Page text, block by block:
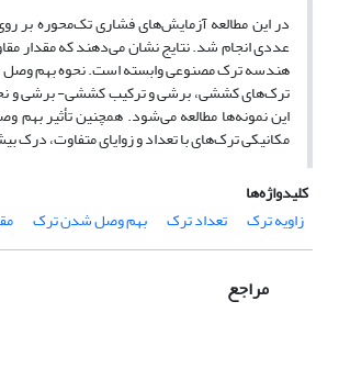
در این مطالعه آزمایش‌های فشاری تک‌محوره بر
عددی انجام شد. نتایج نشان می‌دهند که مقدار
هندسه ترک مصنوعی وابسته است. نحوه بهم وصل
ترک‌های کششی، برشی و ترکیب کششی- برشی و
این نمونه‌ها مطالعه می‌شود. همچنین تأثیر
مکانیکی ترک‌های با تعداد و زوایای متفاوت،
کلیدواژه‌ها
زاویه ترک
تعداد ترک بهم وصل شدن ترک
مراجع